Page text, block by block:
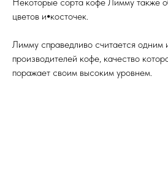
цветов и⦁косточек.
Лимму справедливо считается одним
производителей кофе, качество
поражает своим высоким уровнем.